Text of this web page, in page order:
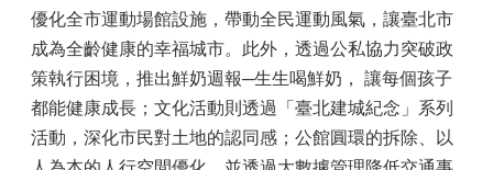
優化全市運動場館設施，帶動全民運動風氣，讓臺北市
成為全齡健康的幸福城市。此外，透過公私協力突破政
策執行困境，推出鮮奶週報─生生喝鮮奶， 讓每個孩子
都能健康成長；文化活動則透過「臺北建城紀念」系列
活動，深化市民對土地的認同感；公館圓環的拆除、以